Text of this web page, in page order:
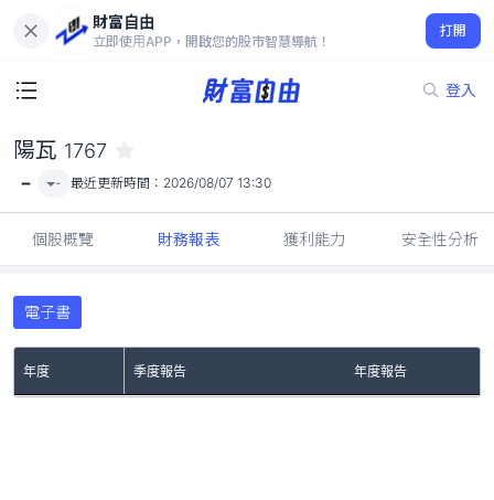
財富自由
立即使用APP，開啟您的股市智慧導航！
打開
登入
-
陽瓦 1767
- - 最近更新時間： 2026/08/07 13:30
個股概覽 財務報表 獲利能力 安全性分析
電子書
年度 季度報告 年度報告